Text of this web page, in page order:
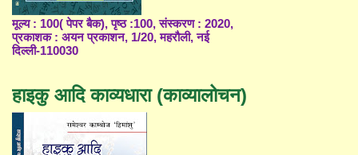
मूल्य : 100( पेपर बैक), पृष्ठ :100, संस्करण : 2020,
प्रकाशक : अयन प्रकाशन, 1/20, महरौली, नई
दिल्ली-110030
हाइकु आदि काव्यधारा (काव्यालोचन)